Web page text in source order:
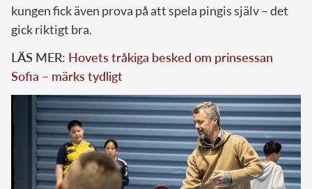
kungen fick även prova på att spela pingis själv – det
gick riktigt bra.
LÄS MER: Hovets tråkiga besked om prinsessan
Sofia – märks tydligt